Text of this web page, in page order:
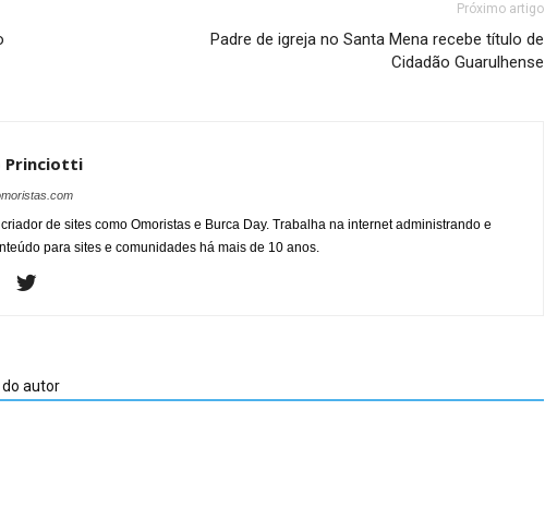
Próximo artigo
Padre de igreja no Santa Mena recebe título de
Cidadão Guarulhense
Princiotti
de sites como Omoristas e Burca Day. Trabalha na internet administrando e
para sites e comunidades há mais de 10 anos.
do autor